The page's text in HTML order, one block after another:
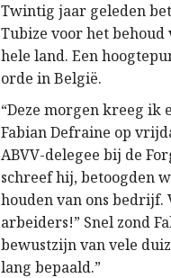
Twintig jaar geleden
Tubize voor het
hele land. Een
orde in België.
“Deze morgen kreeg ik
Fabian Defraine op
ABVV-delegee bij de
schreef hij, betoogden
houden van ons bedrijf.
arbeiders!” Snel zond
bewustzijn van vele
lang bepaald.”